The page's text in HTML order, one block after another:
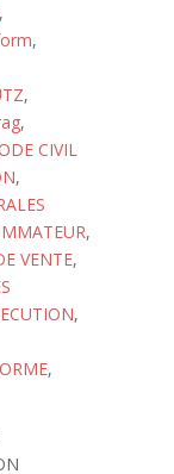
,
,
,
,
CIVIL
,
,
VENTE,
,
,